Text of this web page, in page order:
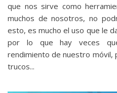
que nos sirve como
muchos de nosotros, no
esto, es mucho el uso que le
por lo que hay veces
rendimiento de nuestro
trucos...